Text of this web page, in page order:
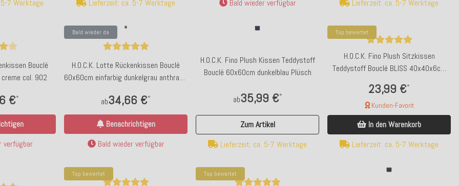
7 Werktage
Lieferzeit: ca. 5-7 Werktage
Bald wieder verfügbar
Lieferzeit: ca. 5-7 Werktage
Bouclé
col. 902
€*
verfügbar
Bald wieder da
H.O.C.K. Lotte Rückenkissen Bouclé
60x60cm einfarbig dunkelgrau anthrazit
ab34,66 €*
Benachrichtigen
Bald wieder verfügbar
H.O.C.K. Fino Plush Kissen Teddystoff
Bouclé 60x60cm dunkelblau Plüsch
ab35,99 €*
Zum Artikel
Lieferzeit: ca. 5-7 Werktage
Top bewertet
H.O.C.K. Fino Plush Sitzkissen
Teddystoff Bouclé BLISS 40x40x6cm
23,99 €*
Kunden-Favorit
In den Warenkorb
Lieferzeit: ca. 5-7 Werktage
Top bewertet Top bewertet